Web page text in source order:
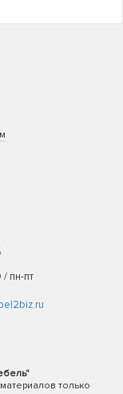
пн-пт
только